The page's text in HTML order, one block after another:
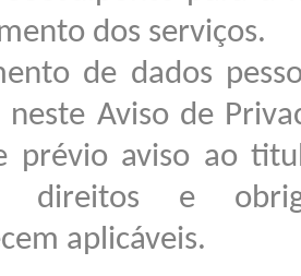
dos serviços.
de dados
neste Aviso de
prévio aviso ao
direitos e
aplicáveis.